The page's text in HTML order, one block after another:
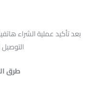
بعد تأكيد عملية الشراء
طرق